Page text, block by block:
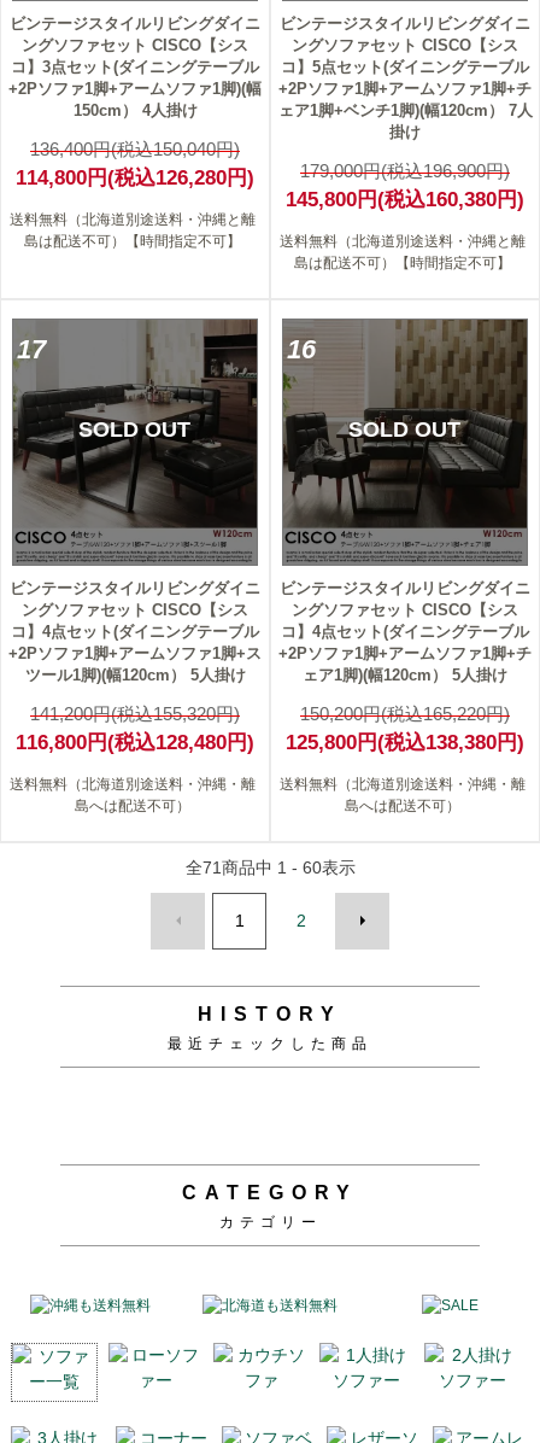
ビンテージスタイルリビングダイニ
ングソファセット CISCO【シス
コ】3点セット(ダイニングテーブル
+2Pソファ1脚+アームソファ1脚)(幅
150cm） 4人掛け
136,400円(税込150,040円)
114,800円(税込126,280円)
送料無料（北海道別途送料・沖縄と離
島は配送不可）【時間指定不可】
ビンテージスタイルリビングダイニ
ングソファセット CISCO【シス
コ】5点セット(ダイニングテーブル
+2Pソファ1脚+アームソファ1脚+チ
ェア1脚+ベンチ1脚)(幅120cm） 7人
掛け
179,000円(税込196,900円)
145,800円(税込160,380円)
送料無料（北海道別途送料・沖縄と離
島は配送不可）【時間指定不可】
17
SOLD OUT
ビンテージスタイルリビングダイニ
ングソファセット CISCO【シス
コ】4点セット(ダイニングテーブル
+2Pソファ1脚+アームソファ1脚+ス
ツール1脚)(幅120cm） 5人掛け
141,200円(税込155,320円)
116,800円(税込128,480円)
送料無料（北海道別途送料・沖縄・離
島へは配送不可）
16
SOLD OUT
ビンテージスタイルリビングダイニ
ングソファセット CISCO【シス
コ】4点セット(ダイニングテーブル
+2Pソファ1脚+アームソファ1脚+チ
ェア1脚)(幅120cm） 5人掛け
150,200円(税込165,220円)
125,800円(税込138,380円)
送料無料（北海道別途送料・沖縄・離
島へは配送不可）
全71商品中 1 - 60表示
1 2
HISTORY
最近チェックした商品
CATEGORY
カテゴリー